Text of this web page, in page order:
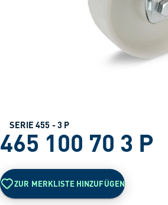
SERIE 455 - 3 P
465 100 70 3 P
ZUR MERKLISTE HINZUFÜGEN